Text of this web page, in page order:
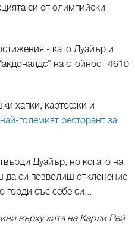
си от олимпийски
- като Дуайър и
на стойност 4610
хапки, картофки и
най-големият ресторант за
Дуайър, но когато на
да си позволиш отклонение
горди със себе си...
върху хита на Карли Рей